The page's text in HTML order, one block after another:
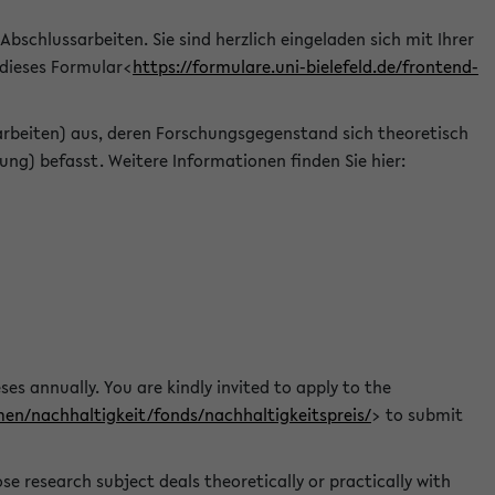
Sie sind herzlich eingeladen sich mit Ihrer
Formular<https://formulare.uni-bielefeld.de/frontend-
aus, deren Forschungsgegenstand sich theoretisch
befasst. Weitere Informationen finden Sie hier:
annually. You are kindly invited to apply to the
nachhaltigkeit/fonds/nachhaltigkeitspreis/> to submit
research subject deals theoretically or practically with